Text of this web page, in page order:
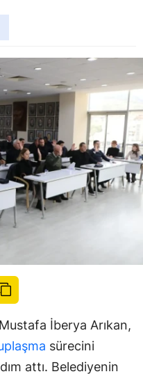
İberya Arıkan,
sürecini
attı. Belediyenin